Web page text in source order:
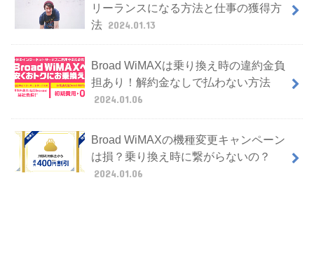
リーランスになる方法と仕事の獲得方
法 2024.01.13
Broad WiMAXは乗り換え時の違約金負
担あり！解約金なしで払わない方法
2024.01.06
Broad WiMAXの機種変更キャンペーン
は損？乗り換え時に繋がらないの？
2024.01.06